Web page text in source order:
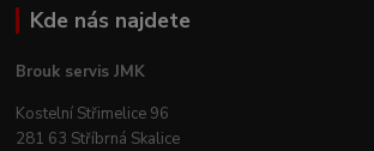
Kde nás najdete
Brouk servis JMK
Kostelní Střimelice 96
281 63 Stříbrná Skalice